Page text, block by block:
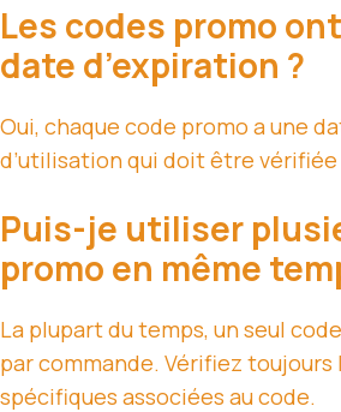
Les codes promo
date d’expiration ?
Oui, chaque code promo a une
d’utilisation qui doit être vérifiée
Puis-je utiliser
promo en même
La plupart du temps, un seul
par commande. Vérifiez
spécifiques associées au code.